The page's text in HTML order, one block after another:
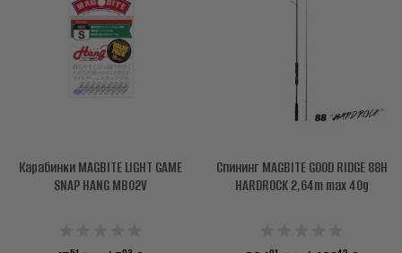
info@waves.bg
Карабинки MAGBITE LIGHT GAME
SNAP HANG MB02V
Спининг MAGBITE GOOD RIDGE 88H
HARDROCK 2,64m max 40g